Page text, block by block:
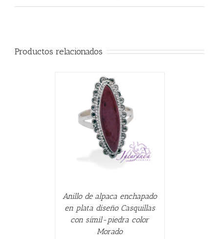
Productos relacionados
Anillo de alpaca enchapado
en plata diseño Casquillas
con símil-piedra color
Morado